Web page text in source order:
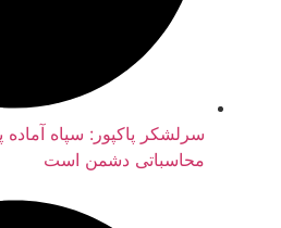
سرلشکر پاکپور: سپاه آماده پاسخ
محاسباتی دشمن است